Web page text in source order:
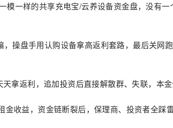
模一样的共享充电宝/云养设备资金盘，没有一
操盘手用认购设备拿高返利套路，最后关网
拿返利，追加投资后直接解散群、失联，本金
收益，资金链断裂后，保理商、投资者全踩雷